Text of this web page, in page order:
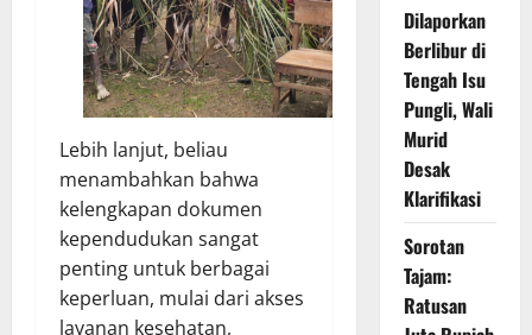
Lebih lanjut, beliau
menambahkan bahwa
kelengkapan dokumen
kependudukan sangat
penting untuk berbagai
keperluan, mulai dari akses
layanan kesehatan,
Dilaporkan
Berlibur di
Tengah Isu
Pungli, Wali
Murid
Desak
Klarifikasi
Sorotan
Tajam:
Ratusan